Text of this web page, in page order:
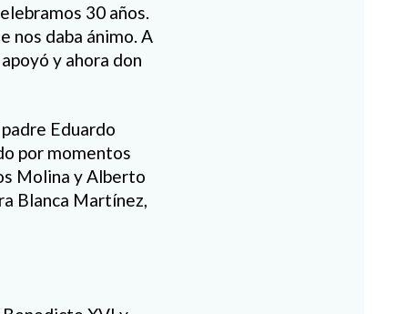
30 años.
nos daba ánimo. A
y ahora don
Eduardo
por momentos
Molina y Alberto
Blanca Martínez,